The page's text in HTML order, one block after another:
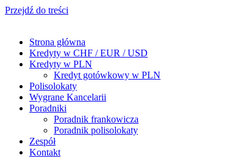
Przejdź do treści
Strona główna
Kredyty w CHF / EUR / USD
Kredyty w PLN
Kredyt gotówkowy w PLN
Polisolokaty
Wygrane Kancelarii
Poradniki
Poradnik frankowicza
Poradnik polisolokaty
Zespół
Kontakt